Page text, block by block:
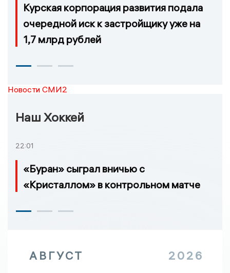
Курская корпорация развития подала
очередной иск к застройщику уже на
1,7 млрд рублей
Новости СМИ2
Наш Хоккей
22:01
«Буран» сыграл вничью с
«Кристаллом» в контрольном матче
АВГУСТ 2026